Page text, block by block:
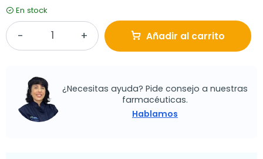
En stock
Añadir al carrito
¿Necesitas ayuda? Pide consejo a nuestras
farmacéuticas.
Hablamos